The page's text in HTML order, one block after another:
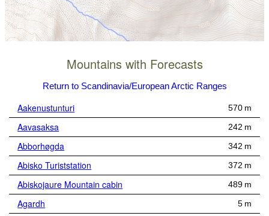
Mountains with Forecasts
Return to Scandinavia/European Arctic Ranges
Aakenustunturi 570 m
Aavasaksa 242 m
Abborhøgda 342 m
Abisko Turiststation 372 m
Abiskojaure Mountain cabin 489 m
Agardh 5 m